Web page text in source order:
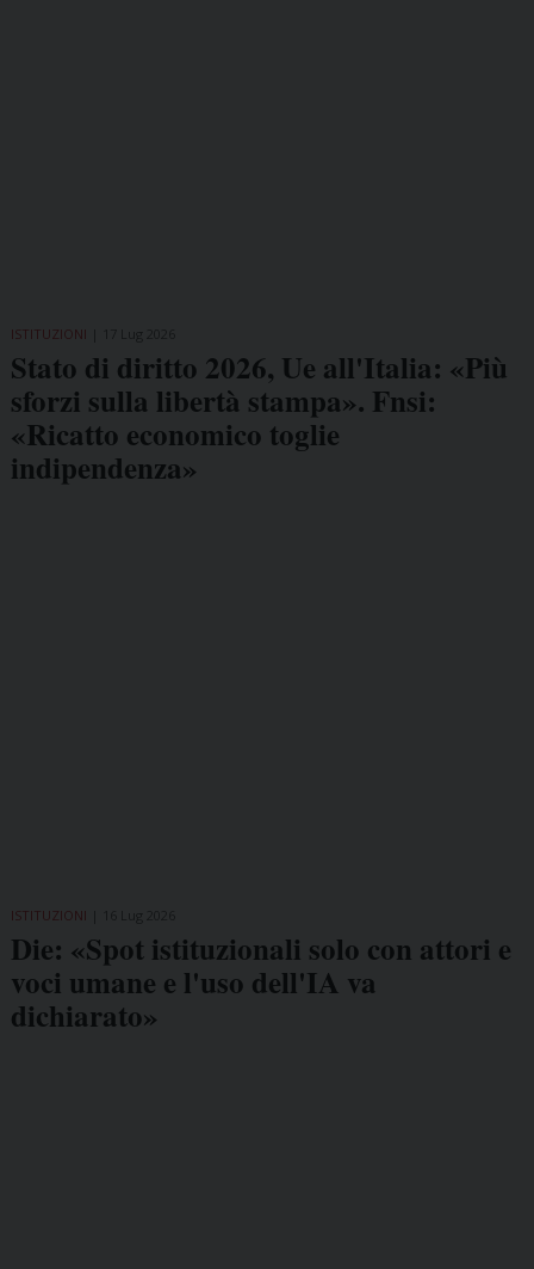
ISTITUZIONI
Stato di diritto 2026, Ue all'Italia: «Più
sforzi sulla libertà stampa». Fnsi:
«Ricatto economico toglie
indipendenza»
ISTITUZIONI
Die: «Spot istituzionali solo con attori e
voci umane e l'uso dell'IA va
dichiarato»